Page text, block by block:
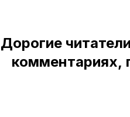
Дорогие
комментариях,